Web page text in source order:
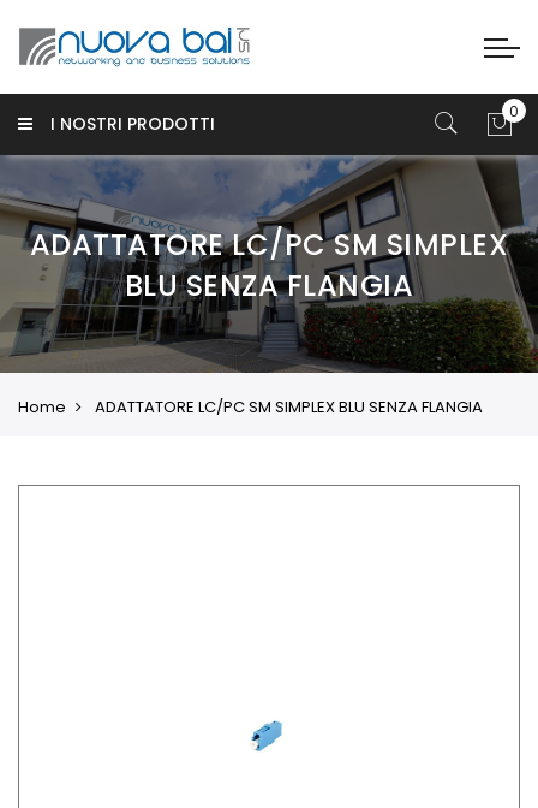
I NOSTRI PRODOTTI
ADATTATORE LC/PC SM SIMPLEX
BLU SENZA FLANGIA
Home ADATTATORE LC/PC SM SIMPLEX BLU SENZA FLANGIA